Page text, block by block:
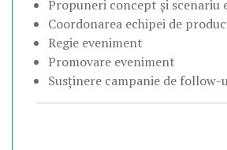
Propuneri concept și scenariu
Coordonarea echipei de
Regie eveniment
Promovare eveniment
Susținere campanie de follow-